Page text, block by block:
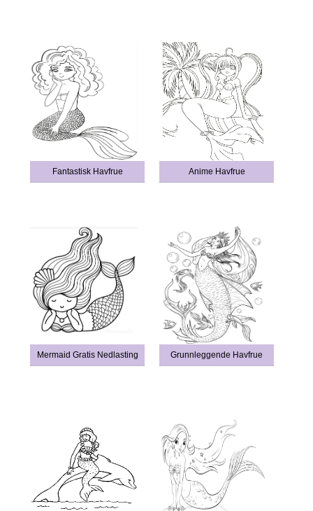
Fantastisk Havfrue Anime Havfrue
Mermaid Gratis Nedlasting Grunnleggende Havfrue